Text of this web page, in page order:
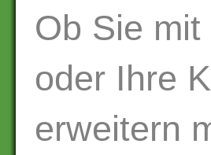
Ob Sie
oder Ihre
erweitern